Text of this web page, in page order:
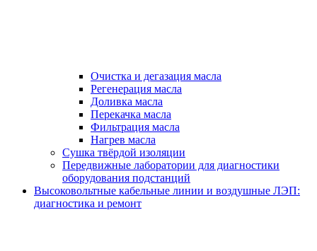
Очистка и дегазация масла
Регенерация масла
Доливка масла
Перекачка масла
Фильтрация масла
Нагрев масла
Сушка твёрдой изоляции
Передвижные лаборатории для диагностики
оборудования подстанций
Высоковольтные кабельные линии и воздушные ЛЭП:
диагностика и ремонт